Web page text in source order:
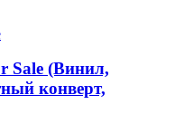
Sale (Винил,
конверт,